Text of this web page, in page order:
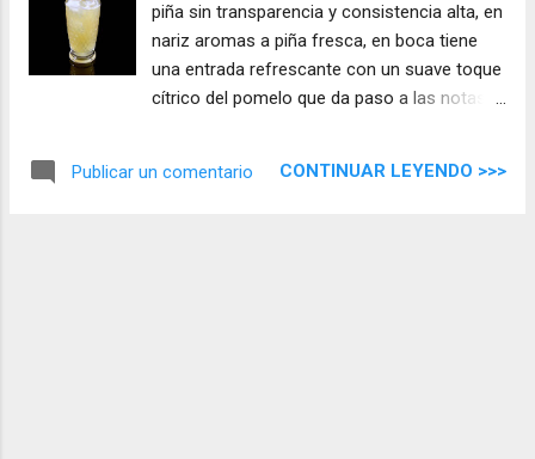
piña sin transparencia y consistencia alta, en
nariz aromas a piña fresca, en boca tiene
una entrada refrescante con un suave toque
cítrico del pomelo que da paso a las notas
Publicar un comentario CONTINUAR LEYENDO >>>